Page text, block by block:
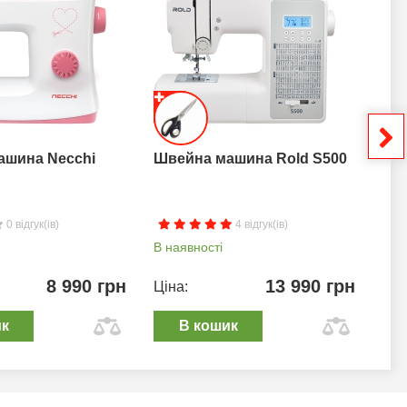
Necchi
0 відгук(ів)
8 990 грн
Швейна машина Rold S500
4 відгук(ів)
В наявності
Ціна: 13 990 грн
В кошик